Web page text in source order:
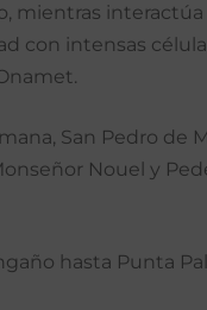
con intensas
San Pedro de
Nouel y
hasta Punta